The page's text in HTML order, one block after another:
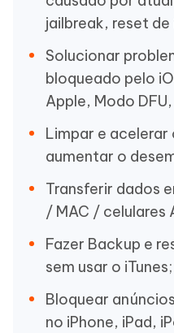
jailbreak, reset
Solucionar
bloqueado pelo
Apple, Modo
Limpar e acelerar
aumentar o
Transferir dados
/ MAC / celulares
Fazer Backup e
sem usar o iTunes;
Bloquear
no iPhone, iPad,